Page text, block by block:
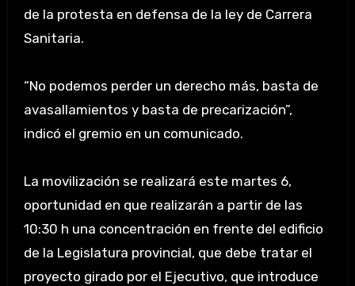
de la protesta en defensa de la ley de Carrera
Sanitaria.
“No podemos perder un derecho más, basta de
avasallamientos y basta de precarización”,
indicó el gremio en un comunicado.
La movilización se realizará este martes 6,
oportunidad en que realizarán a partir de las
10:30 h una concentración en frente del edificio
de la Legislatura provincial, que debe tratar el
proyecto girado por el Ejecutivo, que introduce